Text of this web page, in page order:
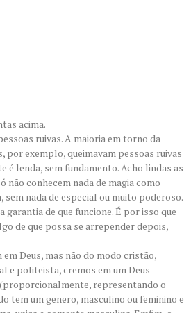
acima.
ruivas. A maioria em torno da
por exemplo, queimavam pessoas ruivas
é lenda, sem fundamento. Acho lindas as
não conhecem nada de magia como
nada de especial ou muito poderoso.
de que funcione. É por isso que
de que possa se arrepender depois,
Deus, mas não do modo cristão,
e politeista, cremos em um Deus
representando o
tem um genero, masculino ou feminino e